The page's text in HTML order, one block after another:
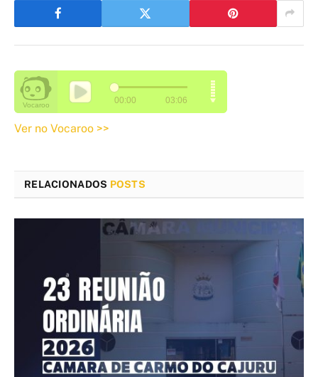
Ver no Vocaroo >>
RELACIONADOS POSTS